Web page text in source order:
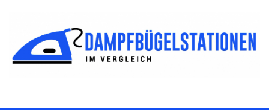
content